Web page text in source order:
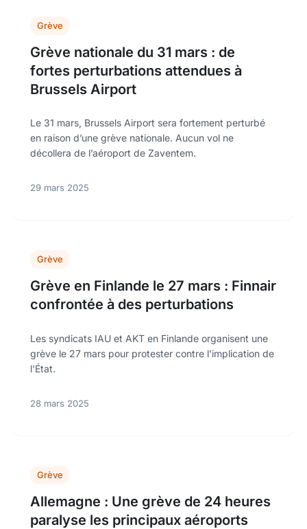
Grève
Grève nationale du 31 mars : de
fortes perturbations attendues à
Brussels Airport
Le 31 mars, Brussels Airport sera fortement perturbé
en raison d’une grève nationale. Aucun vol ne
décollera de l’aéroport de Zaventem.
29 mars 2025
Grève
Grève en Finlande le 27 mars : Finnair
confrontée à des perturbations
Les syndicats IAU et AKT en Finlande organisent une
grève le 27 mars pour protester contre l'implication de
l'État.
28 mars 2025
Grève
Allemagne : Une grève de 24 heures
paralyse les principaux aéroports